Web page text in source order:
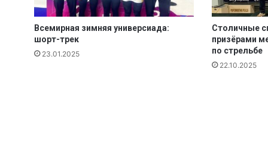
н
ь
"Всемирная зимняя универсиада:
шорт-трек
23.01.2025
Столичные
призёрами
по стрельбе
22.10.2025